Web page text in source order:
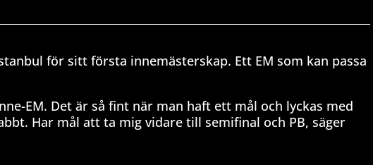
för sitt första innemästerskap. Ett EM som kan passa
EM. Det är så fint när man haft ett mål och lyckas med
Har mål att ta mig vidare till semifinal och PB, säger